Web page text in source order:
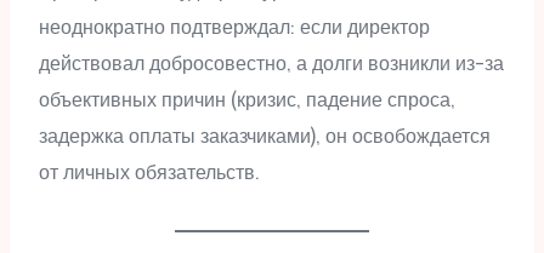
неоднократно подтверждал: если директор
действовал добросовестно, а долги возникли из-за
объективных причин (кризис, падение спроса,
задержка оплаты заказчиками), он освобождается
от личных обязательств.